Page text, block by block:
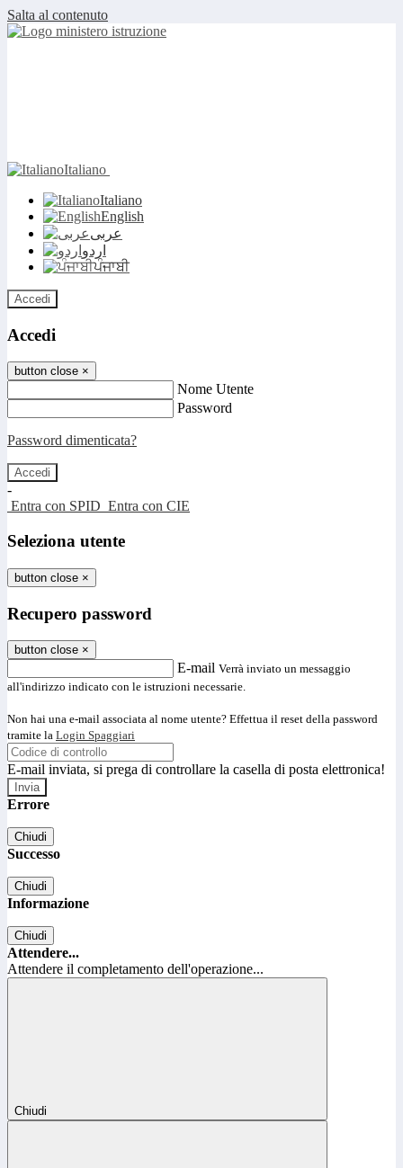
Salta al contenuto
Italiano
Italiano
English
عربى
اردو
ਪੰਜਾਬੀ
Accedi
Accedi
button close ×
Nome Utente
Password
Password dimenticata?
-
Entra con SPID Entra con CIE
Seleziona utente
button close ×
Recupero password
button close ×
E-mail Verrà inviato un messaggio
all'indirizzo indicato con le istruzioni necessarie.
Non hai una e-mail associata al nome utente? Effettua il reset della password
tramite la Login Spaggiari
E-mail inviata, si prega di controllare la casella di posta elettronica!
Errore
Chiudi
Successo
Chiudi
Informazione
Chiudi
Attendere...
Attendere il completamento dell'operazione...
Chiudi